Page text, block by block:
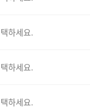
하세요.
하세요.
하세요.